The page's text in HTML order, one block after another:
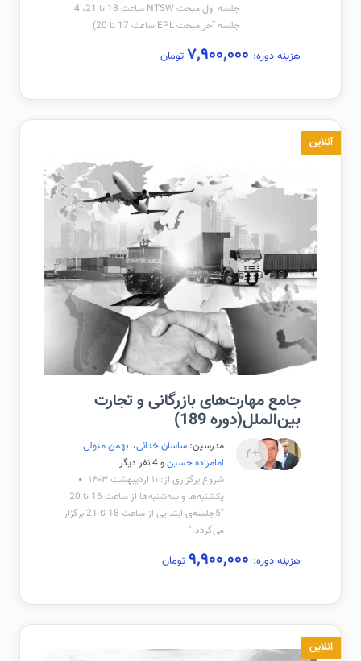
جلسه اول مبحث NTSW ساعت 18 تا 21، 4
جلسه آخر مبحث EPL ساعت 17 تا 20)
هزینه دوره: تومان
آنلاین
جامع مهارت‌های بازرگانی و تجارت
بین‌الملل(دوره 189)
+۴ مدرسین: ساسان خدائی، بهمن متولی
امامزاده حسینو 4 نفر دیگر
شروع برگزاری از: ۱۱ اردیبهشت ۱۴۰۳
یکشنبه‌ها و سه‌شنبه‌ها از ساعت 16 تا 20
"5جلسه‌ی ابتدایی از ساعت 18 تا 21 برگزار
می‌گردد."
هزینه دوره: تومان
آنلاین